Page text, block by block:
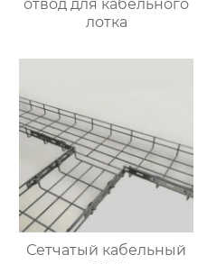
отвод для кабельного
лотка
Сетчатый кабельный